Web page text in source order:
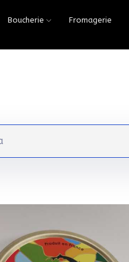
Boucherie Fromagerie